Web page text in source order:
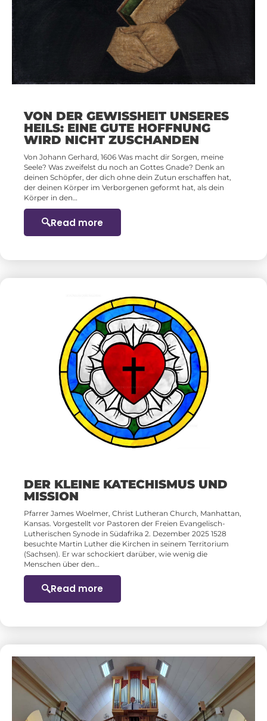
VON DER GEWISSHEIT UNSERES
HEILS: EINE GUTE HOFFNUNG
WIRD NICHT ZUSCHANDEN
Von Johann Gerhard, 1606 Was macht dir Sorgen, meine
Seele? Was zweifelst du noch an Gottes Gnade? Denk an
deinen Schöpfer, der dich ohne dein Zutun erschaffen hat,
der deinen Körper im Verborgenen geformt hat, als dein
Körper in den…
Read more
DER KLEINE KATECHISMUS UND
MISSION
Pfarrer James Woelmer, Christ Lutheran Church, Manhattan,
Kansas. Vorgestellt vor Pastoren der Freien Evangelisch-
Lutherischen Synode in Südafrika 2. Dezember 2025 1528
besuchte Martin Luther die Kirchen in seinem Territorium
(Sachsen). Er war schockiert darüber, wie wenig die
Menschen über den…
Read more